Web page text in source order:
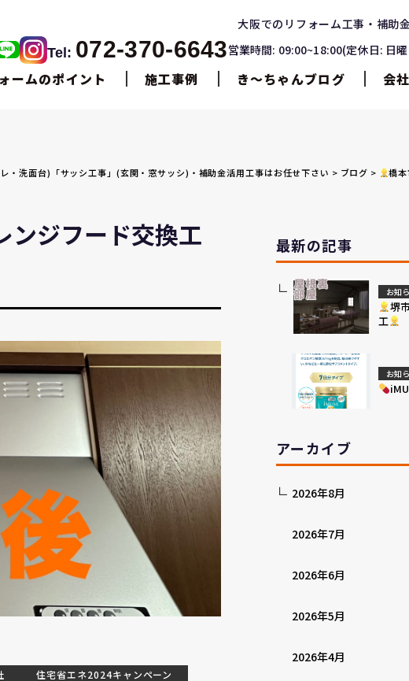
大阪でのリフォーム工事・補助
Tel: 072-370-6643営業時間: 09:00~18:00(定休日: 日
ームのポイント 施工事例 き〜ちゃんブログ 会
洗面台)「サッシ工事」(玄関・窓サッシ)・補助金活用工事はお任せ下さい > ブログ >
橋
ジフード交換工
住宅省エネ2024キャンペーン
最新の記事
お知
堺
工
お知
アーカイブ
2026年8月
2026年7月
2026年6月
2026年5月
2026年4月